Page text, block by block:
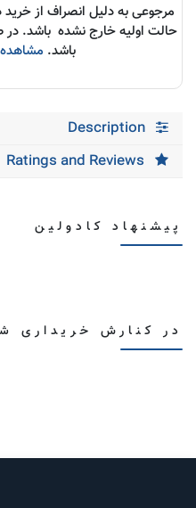
مرجوعی به دلیل انصراف از
حالت اولیه خارج نشده باشد. در
باشد.
Description
Ratings and Reviews
پیشنهاد کادولین
در کنارش خریداری